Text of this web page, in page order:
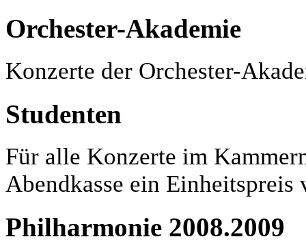
Orchester-Akademie
Konzerte der Orchester-
Studenten
Für alle Konzerte im
Abendkasse ein Einheitspreis
Philharmonie 2008.2009